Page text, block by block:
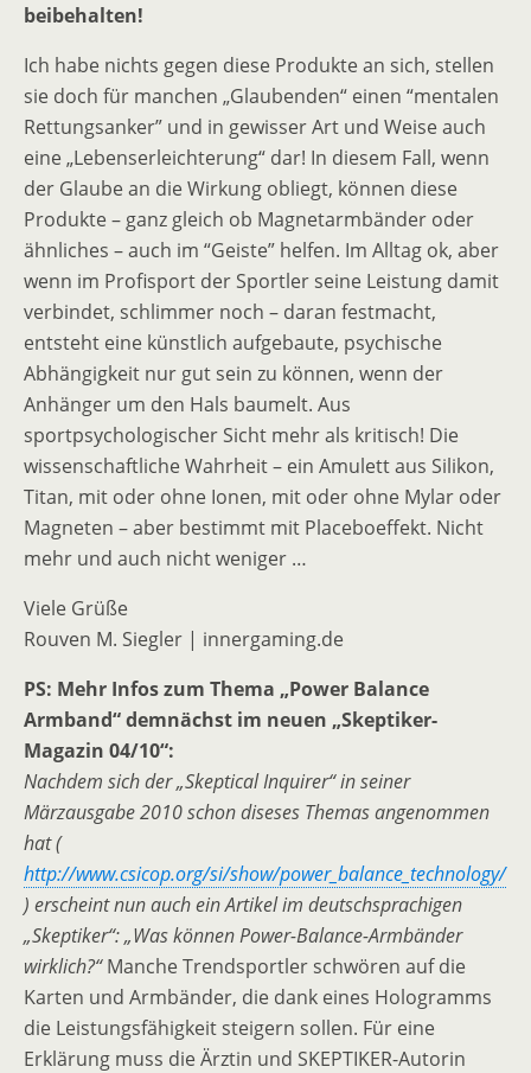
beibehalten!
Ich habe nichts gegen diese Produkte an sich, stellen
sie doch für manchen „Glaubenden“ einen “mentalen
Rettungsanker” und in gewisser Art und Weise auch
eine „Lebenserleichterung“ dar! In diesem Fall, wenn
der Glaube an die Wirkung obliegt, können diese
Produkte – ganz gleich ob Magnetarmbänder oder
ähnliches – auch im “Geiste” helfen. Im Alltag ok, aber
wenn im Profisport der Sportler seine Leistung damit
verbindet, schlimmer noch – daran festmacht,
entsteht eine künstlich aufgebaute, psychische
Abhängigkeit nur gut sein zu können, wenn der
Anhänger um den Hals baumelt. Aus
sportpsychologischer Sicht mehr als kritisch! Die
wissenschaftliche Wahrheit – ein Amulett aus Silikon,
Titan, mit oder ohne Ionen, mit oder ohne Mylar oder
Magneten – aber bestimmt mit Placeboeffekt. Nicht
mehr und auch nicht weniger …
Viele Grüße
Rouven M. Siegler | innergaming.de
PS: Mehr Infos zum Thema „Power Balance
Armband“ demnächst im neuen „Skeptiker-
Magazin 04/10“:
Nachdem sich der „Skeptical Inquirer“ in seiner
Märzausgabe 2010 schon diseses Themas angenommen
hat (
http://www.csicop.org/si/show/power_balance_technology/
) erscheint nun auch ein Artikel im deutschsprachigen
„Skeptiker“:„Was können Power-Balance-Armbänder
wirklich?“Manche Trendsportler schwören auf die
Karten und Armbänder, die dank eines Hologramms
die Leistungsfähigkeit steigern sollen. Für eine
Erklärung muss die Ärztin und SKEPTIKER-Autorin